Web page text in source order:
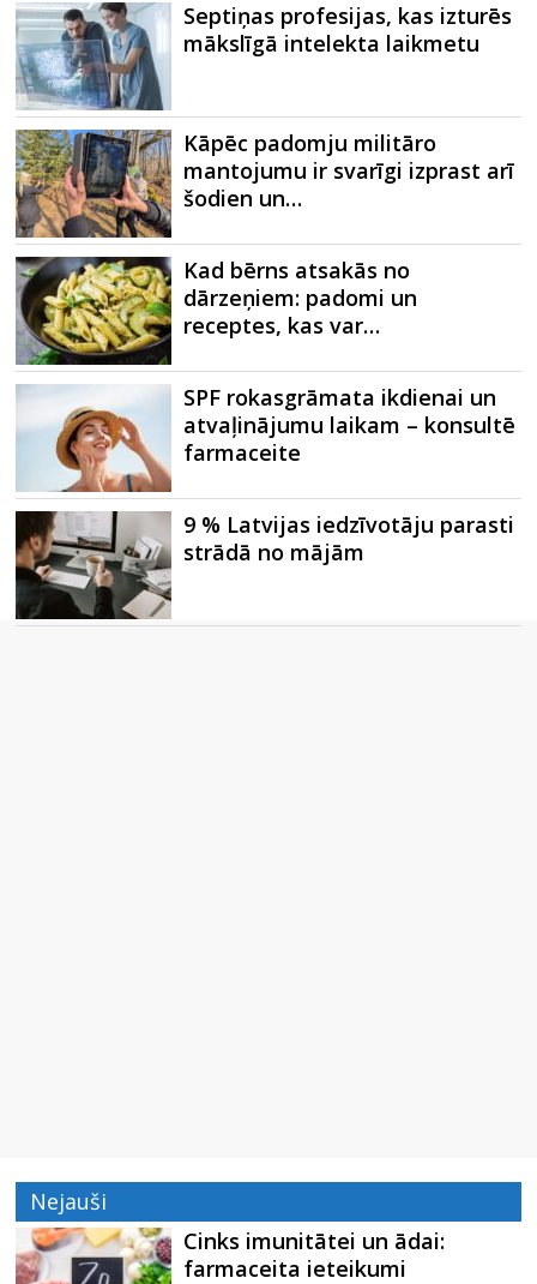
Septiņas profesijas, kas izturēs
mākslīgā intelekta laikmetu
Kāpēc padomju militāro
mantojumu ir svarīgi izprast arī
šodien un…
Kad bērns atsakās no
dārzeņiem: padomi un
receptes, kas var…
SPF rokasgrāmata ikdienai un
atvaļinājumu laikam – konsultē
farmaceite
9 % Latvijas iedzīvotāju parasti
strādā no mājām
Nejauši
Cinks imunitātei un ādai:
farmaceita ieteikumi